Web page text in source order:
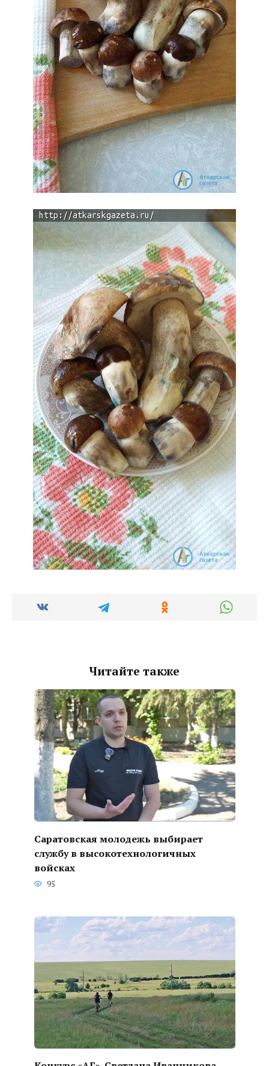
Читайте также
Саратовская молодежь выбирает
службу в высокотехнологичных
войсках
95